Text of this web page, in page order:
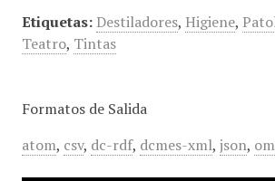
Etiquetas: Destiladores, Higiene,
Teatro, Tintas
Formatos de Salida
atom, csv, dc-rdf, dcmes-xml, json,